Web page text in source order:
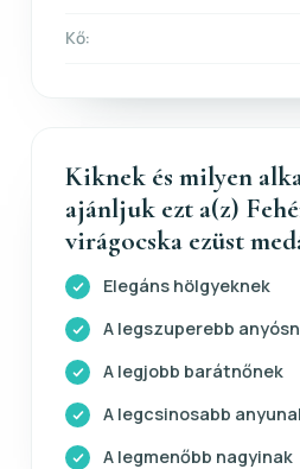
Kő:
Kiknek és milyen
ajánljuk ezt a(z)
virágocska ezüst
Elegáns hölgyeknek
A legszuperebb
A legjobb barátnőnek
A legcsinosabb
A legmenőbb nagyinak